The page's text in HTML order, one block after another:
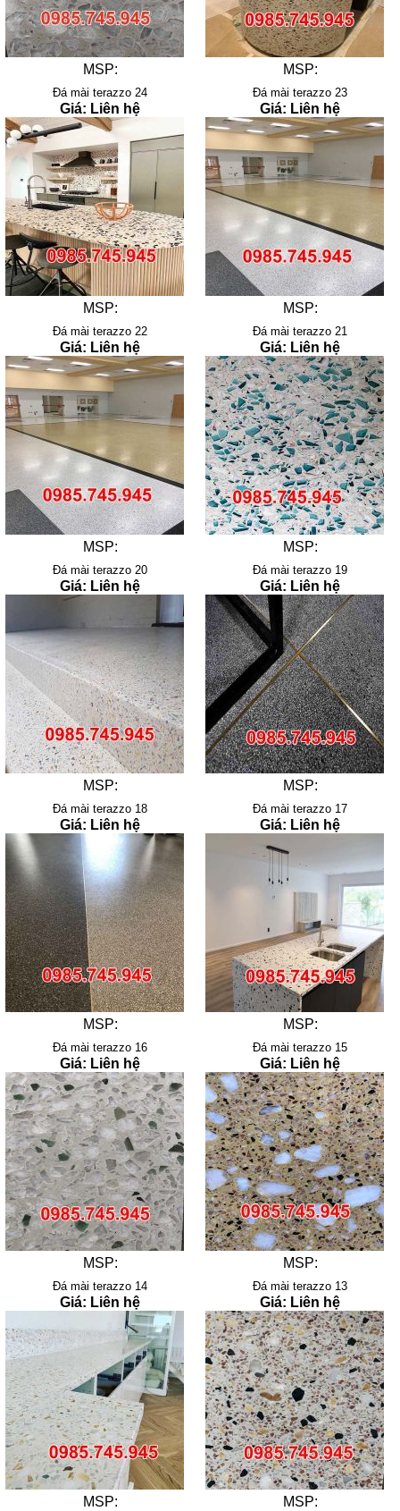
MSP:
Đá mài terazzo 24
Giá: Liên hệ
MSP:
Đá mài terazzo 23
Giá: Liên hệ
MSP:
Đá mài terazzo 22
Giá: Liên hệ
MSP:
Đá mài terazzo 21
Giá: Liên hệ
MSP:
Đá mài terazzo 20
Giá: Liên hệ
MSP:
Đá mài terazzo 19
Giá: Liên hệ
MSP:
Đá mài terazzo 18
Giá: Liên hệ
MSP:
Đá mài terazzo 17
Giá: Liên hệ
MSP:
Đá mài terazzo 16
Giá: Liên hệ
MSP:
Đá mài terazzo 15
Giá: Liên hệ
MSP:
Đá mài terazzo 14
Giá: Liên hệ
MSP:
Đá mài terazzo 13
Giá: Liên hệ
MSP: MSP: